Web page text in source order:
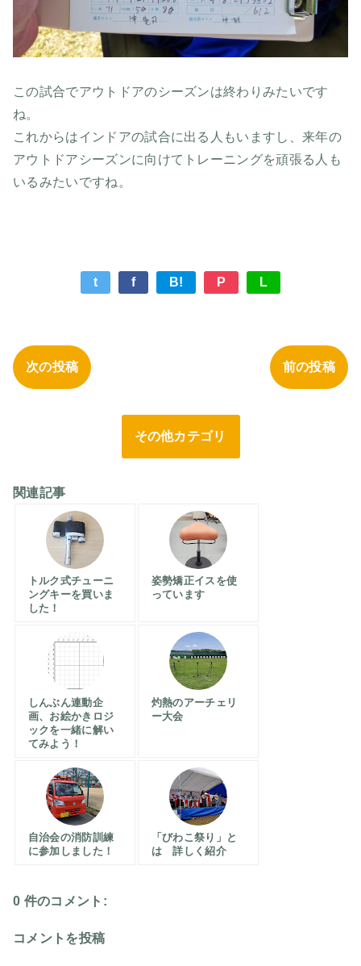
この試合でアウトドアのシーズンは終わりみたいです
ね。
これからはインドアの試合に出る人もいますし、来年の
アウトドアシーズンに向けてトレーニングを頑張る人も
いるみたいですね。
t f B! P L
次の投稿 前の投稿
その他カテゴリ
関連記事
トルク式チューニ
ングキーを買いま
した！
姿勢矯正イスを使
っています
しんぶん連動企
画、お絵かきロジ
ックを一緒に解い
てみよう！
灼熱のアーチェリ
ー大会
自治会の消防訓練
に参加しました！
「びわこ祭り」と
は 詳しく紹介
0 件のコメント:
コメントを投稿